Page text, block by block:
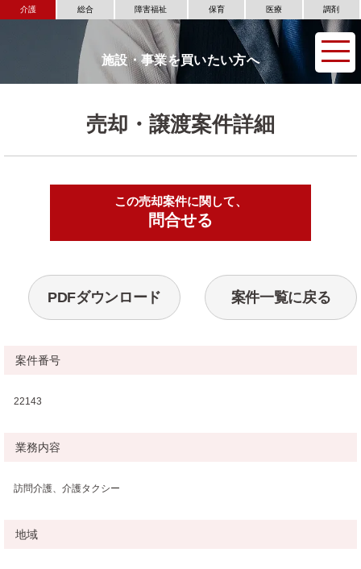
介護 総合 障害福祉 保育 医療 調剤
施設・事業を買いたい方へ
売却・譲渡案件詳細
この売却案件に関して、
問合せる
PDFダウンロード 案件一覧に戻る
案件番号
22143
業務内容
訪問介護、介護タクシー
地域